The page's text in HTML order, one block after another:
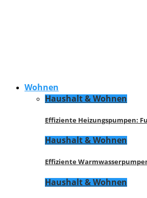
Wohnen
Haushalt & Wohnen
Effiziente Heizungspumpen:
Haushalt & Wohnen
Effiziente
Haushalt & Wohnen